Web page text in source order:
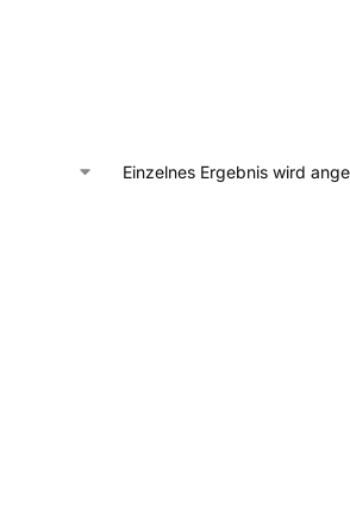
Einzelnes Ergebnis wird